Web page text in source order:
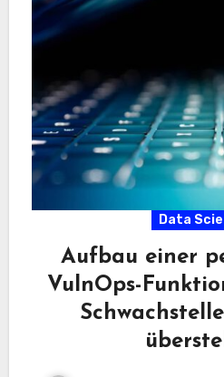
Data
Aufbau einer
VulnOps-